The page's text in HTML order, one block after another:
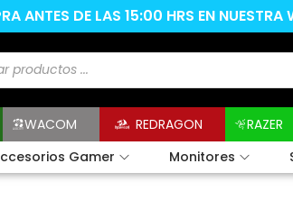
ANTES DE LAS 15:00 HRS EN
WACOM REDRAGON RAZER
Gamer Monitores